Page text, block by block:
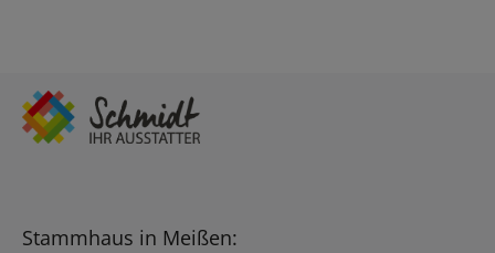
Stammhaus in Meißen: